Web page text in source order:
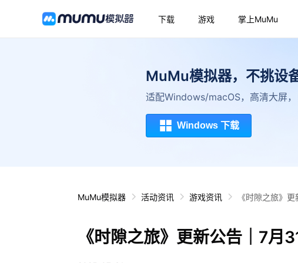
下载 游戏 掌上MuMu
MuMu模拟器，不挑设
适配Windows/macOS，高清大屏
Windows 下载
MuMu模拟器 活动资讯 游戏资讯 《时隙之旅》
《时隙之旅》更新公告｜7月